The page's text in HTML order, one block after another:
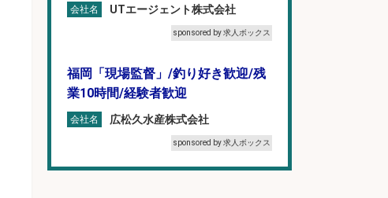
会社名 UTエージェント株式会社
sponsored by 求人ボックス
福岡「現場監督」/釣り好き歓迎/残
業10時間/経験者歓迎
会社名 広松久水産株式会社
sponsored by 求人ボックス